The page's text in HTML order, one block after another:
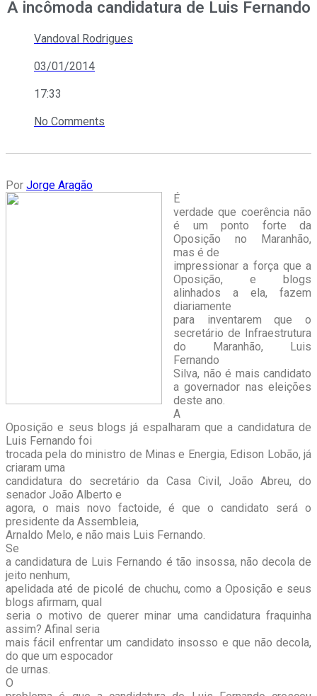
A incômoda candidatura de Luis Fernando
Vandoval Rodrigues
03/01/2014
17:33
No Comments
Por Jorge Aragão
É
verdade que coerência não
é um ponto forte da
Oposição no Maranhão,
mas é de
impressionar a força que a
Oposição, e blogs
alinhados a ela, fazem
diariamente
para inventarem que o
secretário de Infraestrutura
do Maranhão, Luis
Fernando
Silva, não é mais candidato
a governador nas eleições
deste ano.
A
Oposição e seus blogs já espalharam que a candidatura de
Luis Fernando foi
trocada pela do ministro de Minas e Energia, Edison Lobão, já
criaram uma
candidatura do secretário da Casa Civil, João Abreu, do
senador João Alberto e
agora, o mais novo factoide, é que o candidato será o
presidente da Assembleia,
Arnaldo Melo, e não mais Luis Fernando.
Se
a candidatura de Luis Fernando é tão insossa, não decola de
jeito nenhum,
apelidada até de picolé de chuchu, como a Oposição e seus
blogs afirmam, qual
seria o motivo de querer minar uma candidatura fraquinha
assim? Afinal seria
mais fácil enfrentar um candidato insosso e que não decola,
do que um espocador
de urnas.
O